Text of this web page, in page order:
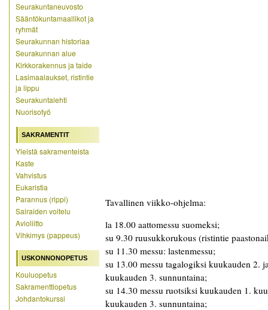
Seurakuntaneuvosto
Sääntökuntamaallikot ja
ryhmät
Seurakunnan historiaa
Seurakunnan alue
Kirkkorakennus ja taide
Lasimaalaukset, ristintie
ja lippu
Seurakuntalehti
Nuorisotyö
SAKRAMENTIT
Yleistä sakramenteista
Kaste
Vahvistus
Eukaristia
Parannus (rippi)
Sairaiden voitelu
Avioliitto
Vihkimys (pappeus)
USKONNONOPETUS
Kouluopetus
Sakramenttiopetus
Johdantokurssi
Tavallinen viikko-ohjelma:
la 18.00 aattomessu suomeksi;
su 9.30 ruusukkorukous (ristintie
su 11.30 messu: lastenmessu;
su 13.00 messu tagalogiksi kuukauden 2.
kuukauden 3. sunnuntaina;
su 14.30 messu ruotsiksi kuukauden 1.
kuukauden 3. sunnuntaina;